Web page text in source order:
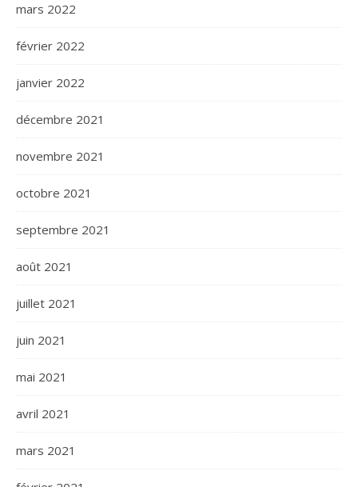
mars 2022
février 2022
janvier 2022
décembre 2021
novembre 2021
octobre 2021
septembre 2021
août 2021
juillet 2021
juin 2021
mai 2021
avril 2021
mars 2021